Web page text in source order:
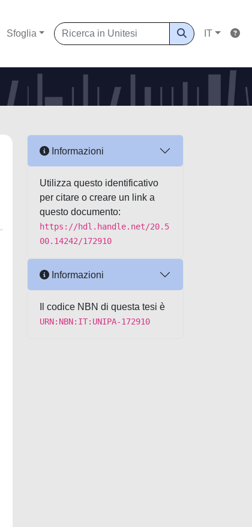
Sfoglia IT
Informazioni
Utilizza questo identificativo
per citare o creare un link a
questo documento:
https://hdl.handle.net/20.5
00.14242/172910
Informazioni
Il codice NBN di questa tesi è
URN:NBN:IT:UNIPA-172910